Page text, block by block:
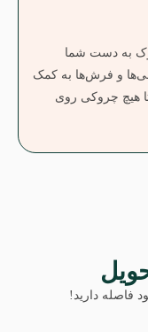
به دست شما
و فرش‌ها به کمک
چروکی روی
دارید!